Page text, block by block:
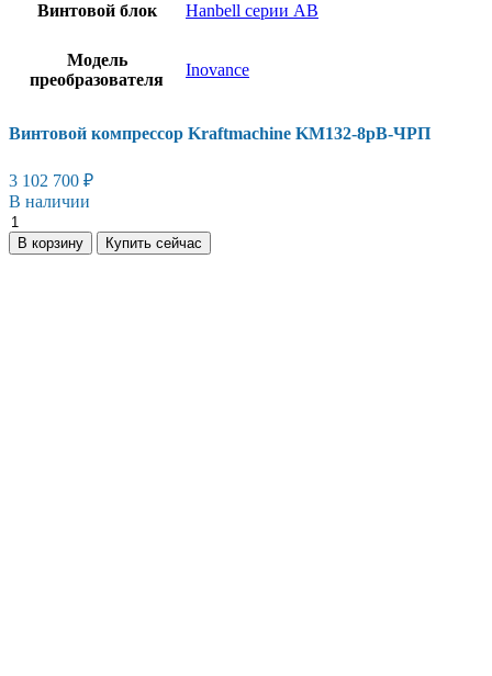
Винтовой блок Hanbell серии AB
Модель
преобразователя
Inovance
Винтовой компрессор Kraftmaсhine KM132-8рВ-ЧРП
3 102 700 ₽
В наличии
Винтовой
компрессор
Kraftmaсhine
В корзину Купить сейчас